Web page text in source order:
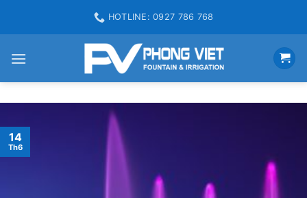
HOTLINE: 0927 786 768
14
Th6